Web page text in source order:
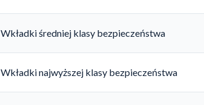
Wkładki średniej klasy bezpieczeństwa
Wkładki najwyższej klasy bezpieczeństwa